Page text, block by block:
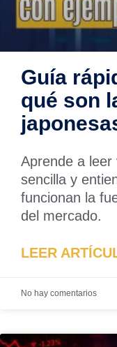
Guía
qué son
Aprende a leer
sencilla y
funcionan la
del mercado.
LEER
No hay comentarios